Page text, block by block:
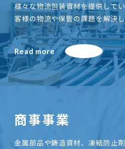
様々な物流包装資材を提供して
客様の物流や保管の課題を解決
Read more
商事事業
金属部品や鋳造資材、凍結防止